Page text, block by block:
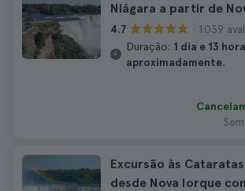
Niágara a partir de
4.7
1.039
Duração: 1 dia e 13
aproximadamente.
Excursão às
desde Nova Iorque